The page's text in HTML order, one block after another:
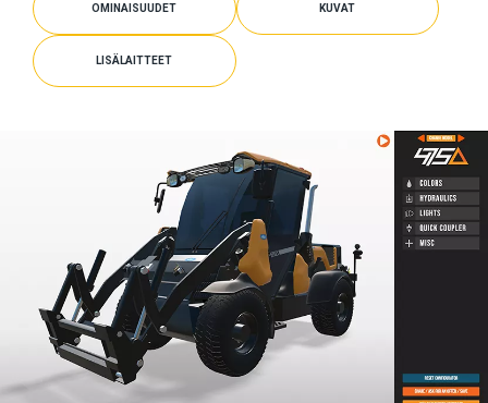
OMINAISUUDET KUVAT
LISÄLAITTEET